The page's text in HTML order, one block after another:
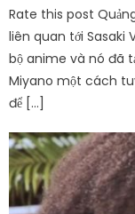
Rate this post
liên quan tới Sasaki
bộ anime và nó đã
Miyano một cách
để […]